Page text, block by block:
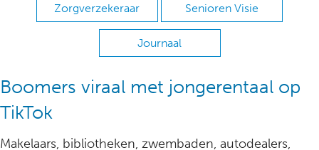
Zorgverzekeraar Senioren Visie
Journaal
Boomers viraal met jongerentaal op
TikTok
Makelaars, bibliotheken, zwembaden, autodealers,